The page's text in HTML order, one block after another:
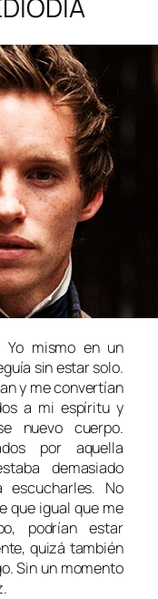
Yo mismo en un
sin estar solo.
y me convertían
a mi espíritu y
nuevo cuerpo.
por aquella
demasiado
escucharles. No
que igual que me
podrían estar
quizá también
Sin un momento